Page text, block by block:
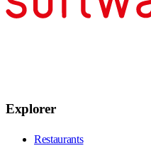
Explorer
Restaurants